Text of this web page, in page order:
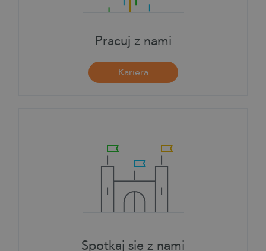
Pracuj z nami
Kariera
Spotkaj się z nami